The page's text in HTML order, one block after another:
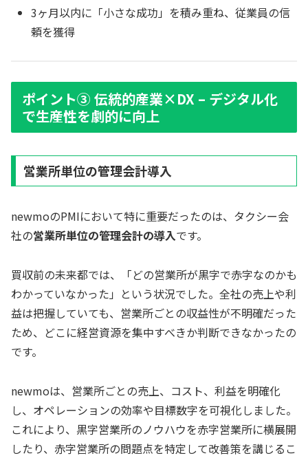
3ヶ月以内に「小さな成功」を積み重ね、従業員の信
頼を獲得
ポイント③ 伝統的産業×DX – デジタル化
で生産性を劇的に向上
営業所単位の管理会計導入
newmoのPMIにおいて特に重要だったのは、タクシー会
社の営業所単位の管理会計の導入です。
買収前の未来都では、「どの営業所が黒字で赤字なのかも
わかっていなかった」という状況でした。全社の売上や利
益は把握していても、営業所ごとの収益性が不明確だった
ため、どこに経営資源を集中すべきか判断できなかったの
です。
newmoは、営業所ごとの売上、コスト、利益を明確化
し、オペレーションの効率や目標数字を可視化しました。
これにより、黒字営業所のノウハウを赤字営業所に横展開
したり、赤字営業所の問題点を特定して改善策を講じるこ